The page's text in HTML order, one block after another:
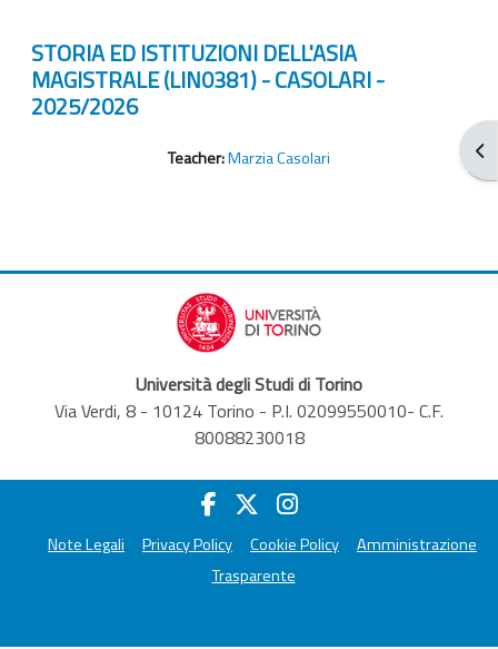
STORIA ED ISTITUZIONI DELL'ASIA
MAGISTRALE (LIN0381) - CASOLARI -
2025/2026
Teacher:Marzia Casolari
Università degli Studi di Torino
Via Verdi, 8 - 10124 Torino - P.I. 02099550010- C.F.
80088230018
Note Legali Privacy Policy Cookie Policy
Amministrazione
Trasparente